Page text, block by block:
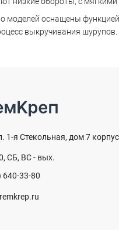
моделей оснащены функцией
выкручивания шурупов.
1-я Стекольная, дом 7 корпус
СБ, ВС - вых.
640-33-80